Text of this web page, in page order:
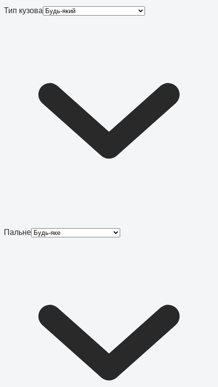
Тип кузова
Пальне